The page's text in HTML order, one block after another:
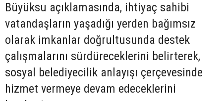
Büyüksu açıklamasında, ihtiyaç sahibi
vatandaşların yaşadığı yerden bağımsız
olarak imkanlar doğrultusunda destek
çalışmalarını sürdüreceklerini belirterek,
sosyal belediyecilik anlayışı çerçevesinde
hizmet vermeye devam edeceklerini